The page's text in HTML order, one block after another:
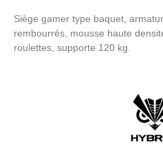
Siège gamer type baquet,
rembourrés, mousse haute
roulettes, supporte 120 kg.